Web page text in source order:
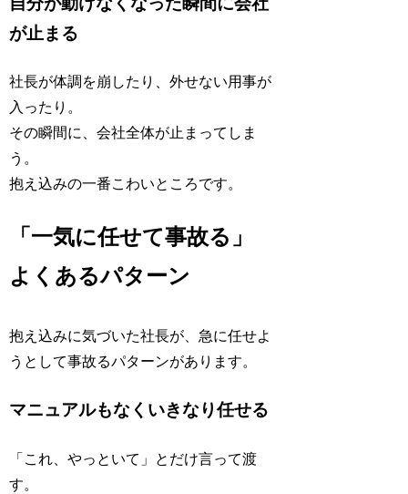
が止まる
社長が体調を崩したり、外せない用事が
入ったり。
その瞬間に、会社全体が止まってしま
う。
抱え込みの一番こわいところです。
「一気に任せて事故る」
よくあるパターン
抱え込みに気づいた社長が、急に任せよ
うとして事故るパターンがあります。
マニュアルもなくいきなり任せる
「これ、やっといて」とだけ言って渡
す。